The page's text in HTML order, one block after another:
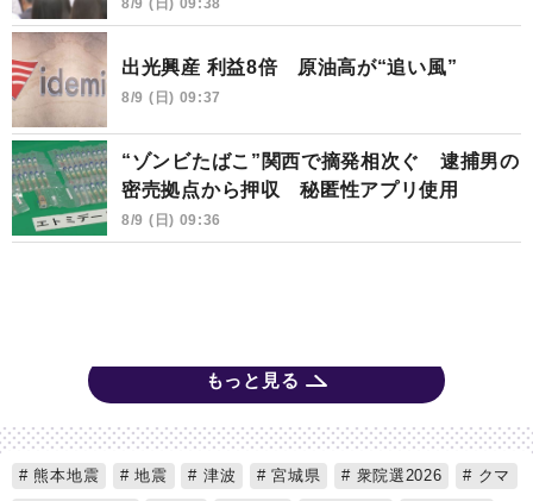
出光興産 利益8倍 原油高が“追い風”
8/9 (日) 09:37
“ゾンビたばこ”関西で摘発相次ぐ 逮捕男の
密売拠点から押収 秘匿性アプリ使用
8/9 (日) 09:36
もっと見る
熊本地震 地震 津波 宮城県 衆院選2026
クマ